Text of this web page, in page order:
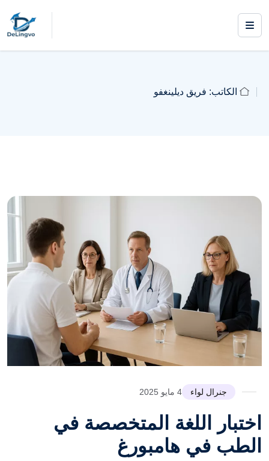
الكاتب: فريق ديلينغفو
جنرال لواء 4 مايو 2025
اختبار اللغة المتخصصة في
الطب في هامبورغ